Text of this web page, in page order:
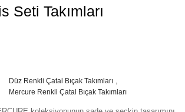
Seti Takımları
Düz Renkli Çatal Bıçak Takımları
Mercure Renkli Çatal Bıçak Takımları